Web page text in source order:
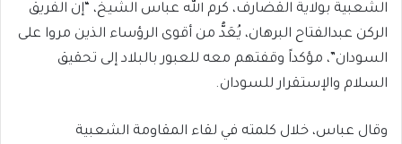
الشعبية بولاية القضارف، كرم الله عباس الشيخ، “إن الفريق
الركن عبدالفتاح البرهان، يُعَدُّ من أقوى الرؤساء الذين مروا على
السودان”، مؤكداً وقفتهم معه للعبور بالبلاد إلى تحقيق
السلام والإستقرار للسودان.
وقال عباس، خلال كلمته في لقاء المقاومة الشعبية